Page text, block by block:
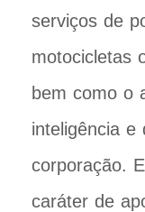
serviços de
motocicletas
bem como o
inteligência e
corporação.
caráter de